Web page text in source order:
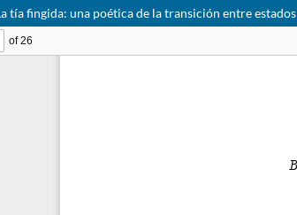
tía fingida: una poética de la transición entre estados